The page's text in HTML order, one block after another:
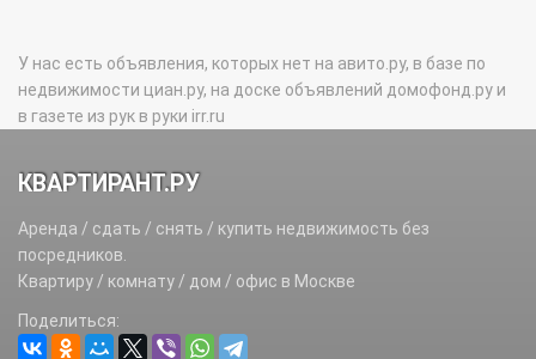
У нас есть объявления, которых нет на авито.ру, в базе по
недвижимости циан.ру, на доске объявлений домофонд.ру и
в газете из рук в руки irr.ru
КВАРТИРАНТ.РУ
Аренда / сдать / снять / купить недвижимость без
посредников.
Квартиру / комнату / дом / офис в Москве
Поделиться: